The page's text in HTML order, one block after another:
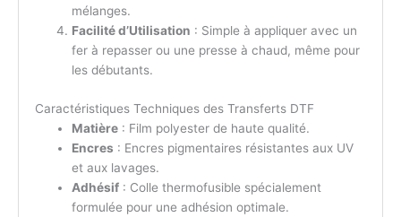
mélanges.
Facilité d’Utilisation : Simple à appliquer avec un
fer à repasser ou une presse à chaud, même pour
les débutants.
Caractéristiques Techniques des Transferts DTF
Matière: Film polyester de haute qualité.
Encres : Encres pigmentaires résistantes aux UV
et aux lavages.
Adhésif: Colle thermofusible spécialement
formulée pour une adhésion optimale.